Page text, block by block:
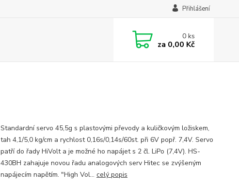
Přihlášení
0ks
za 0,00 Kč
Standardní servo 45,5g s plastovými převody a kuličkovým ložiskem,
tah 4,1/5,0 kg/cm a rychlost 0,16s/0,14s/60st. při 6V popř. 7,4V. Servo
patří do řady HiVolt a je možné ho napájet s 2 čl. LiPo (7,4V). HS-
430BH zahajuje novou řadu analogových serv Hitec se zvýšeným
napájecím napětím. "High Vol... celý popis